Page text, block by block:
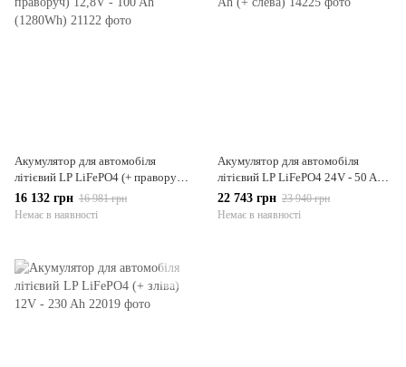
Акумулятор для автомобіля
літієвий LP LiFePO4 (+ праворуч)
12,8V - 100 Ah (1280Wh)
16 132 грн 16 981 грн
Немає в наявності
Акумулятор для автомобіля
літієвий LP LiFePO4 24V - 50 Ah
(+ слева)
22 743 грн 23 940 грн
Немає в наявності